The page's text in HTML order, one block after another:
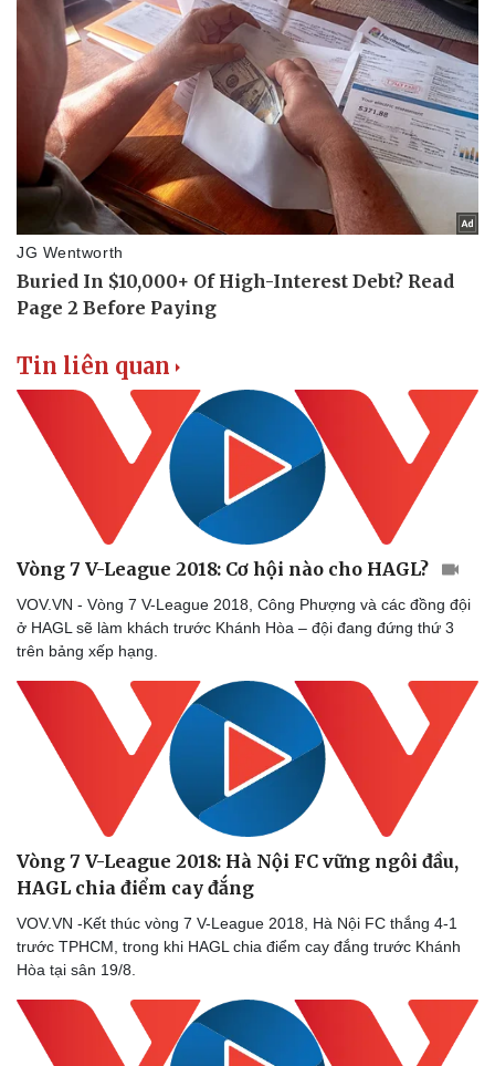
Doanh nghiệp
Thông tin doanh nghiệp
Doanh nghiệp 24h
Doanh nhân
Vì cộng đồng
Công nghệ
Sành điệu
Tin Công nghệ
Trải nghiệm
Tin liên quan
Vòng 7 V-League 2018: Cơ hội nào cho HAGL?
VOV.VN - Vòng 7 V-League 2018, Công Phượng và các đồng đội
ở HAGL sẽ làm khách trước Khánh Hòa – đội đang đứng thứ 3
trên bảng xếp hạng.
Vòng 7 V-League 2018: Hà Nội FC vững ngôi đầu,
HAGL chia điểm cay đắng
VOV.VN -Kết thúc vòng 7 V-League 2018, Hà Nội FC thắng 4-1
trước TPHCM, trong khi HAGL chia điểm cay đắng trước Khánh
Hòa tại sân 19/8.